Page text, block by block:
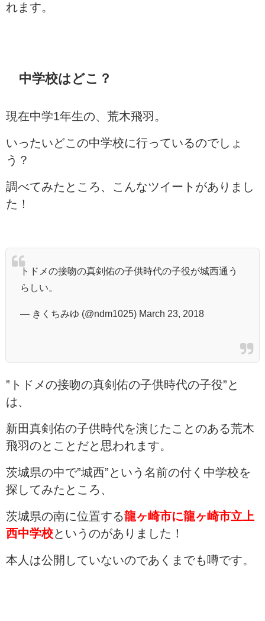
れます。
中学校はどこ？
現在中学1年生の、荒木飛羽。
いったいどこの中学校に行っているのでしょ
う？
調べてみたところ、こんなツイートがありまし
た！
トドメの接吻の真剣佑の子供時代の子役が城西通う
らしい。
— きくちみゆ (@ndm1025) March 23, 2018
”トドメの接吻の真剣佑の子供時代の子役”と
は、
新田真剣佑の子供時代を演じたことのある荒木
飛羽のとことだと思われます。
茨城県の中で”城西”という名前の付く中学校を
探してみたところ、
茨城県の南に位置する龍ヶ崎市に龍ヶ崎市立上
西中学校というのがありました！
本人は公開していないのであくまでも噂です。